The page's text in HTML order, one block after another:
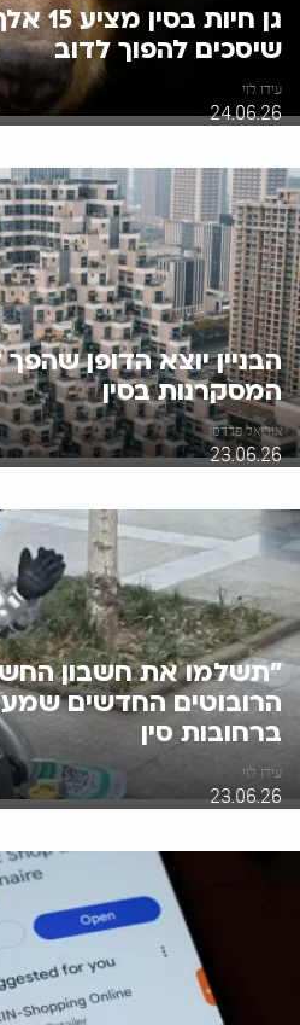
גן
שיסכים להפוך לדוב
עידו לוי
24.06.26
הבניין יוצא הדופן
המסקרנות בסין
אוריאל פדרמן
23.06.26
"תשלמו את חשבון
הרובוטים החדשים
ברחובות סין
עידו לוי
23.06.26